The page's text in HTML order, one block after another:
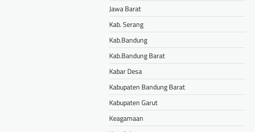
Jawa Barat
Kab. Serang
Kab.Bandung
Kab.Bandung Barat
Kabar Desa
Kabupaten Bandung Barat
Kabupaten Garut
Keagamaan